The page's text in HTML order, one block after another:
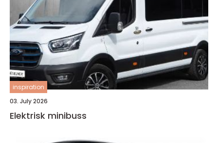
inspiration
03. July 2026
Elektrisk minibuss